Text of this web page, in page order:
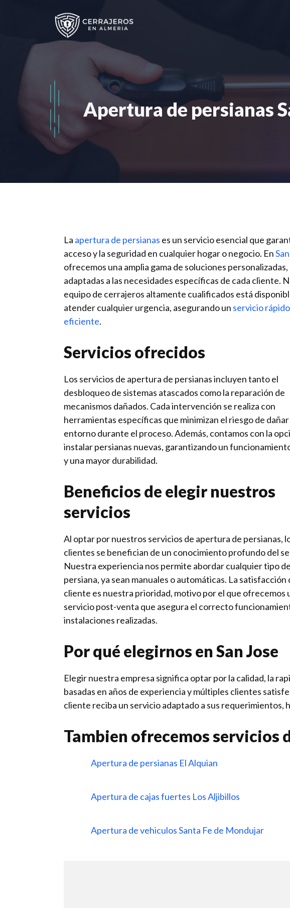
Apertura de persianas
La apertura de persianas es un servicio esencial que
acceso y la seguridad en cualquier hogar o negocio. En
ofrecemos una amplia gama de soluciones personalizadas,
adaptadas a las necesidades específicas de cada cliente.
equipo de cerrajeros altamente cualificados está
atender cualquier urgencia, asegurando un servicio
eficiente.
Servicios ofrecidos
Los servicios de apertura de persianas incluyen tanto el
desbloqueo de sistemas atascados como la reparación de
mecanismos dañados. Cada intervención se realiza con
herramientas específicas que minimizan el riesgo de dañar
entorno durante el proceso. Además, contamos con la
instalar persianas nuevas, garantizando un
y una mayor durabilidad.
Beneficios de elegir nuestros
servicios
Al optar por nuestros servicios de apertura de persianas,
clientes se benefician de un conocimiento profundo del
Nuestra experiencia nos permite abordar cualquier tipo de
persiana, ya sean manuales o automáticas. La satisfacción
cliente es nuestra prioridad, motivo por el que ofrecemos
servicio post-venta que asegura el correcto
instalaciones realizadas.
Por qué elegirnos en San Jose
Elegir nuestra empresa significa optar por la calidad, la
basadas en años de experiencia y múltiples clientes
cliente reciba un servicio adaptado a sus requerimientos,
Tambien ofrecemos servicios
Apertura de persianas El Alquian
Apertura de cajas fuertes Los Aljibillos
Apertura de vehiculos Santa Fe de Mondujar